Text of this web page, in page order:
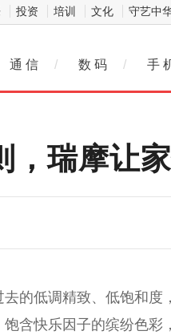
投资 培训 文化 守艺中
通 信 / 数 码 / 手
，瑞摩让
的低调精致、低饱和度
含快乐因子的缤纷色彩